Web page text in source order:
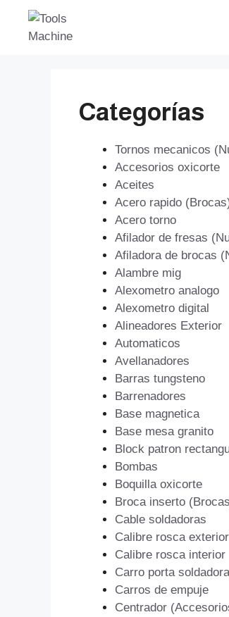
Saltar
contenido
Categorías
Tornos mecanicos
Accesorios oxicorte
Aceites
Acero rapido
Acero torno
Afilador de fresas
Afiladora de brocas
Alambre mig
Alexometro analogo
Alexometro digital
Alineadores Exterior
Automaticos
Avellanadores
Barras tungsteno
Barrenadores
Base magnetica
Base mesa granito
Block patron
Bombas
Boquilla oxicorte
Broca inserto
Cable soldadoras
Calibre rosca exterior
Calibre rosca interior
Carro porta soldadora
Carros de empuje
Centrador